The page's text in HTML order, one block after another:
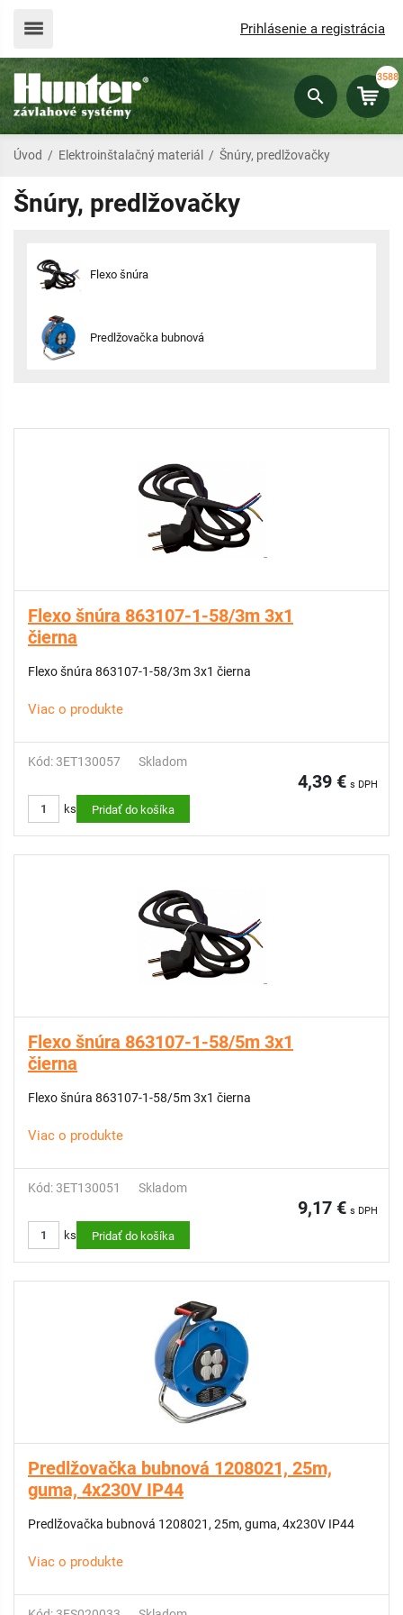
Prihlásenie a registrácia
3588
Úvod / Elektroinštalačný materiál / Šnúry, predlžovačky
Šnúry, predlžovačky
Flexo šnúra
Predlžovačka bubnová
Flexo šnúra 863107-1-58/3m 3x1
čierna
Flexo šnúra 863107-1-58/3m 3x1 čierna
Viac o produkte
Kód: 3ET130057 Skladom
4,39 € s DPH
ks Pridať do košíka
Flexo šnúra 863107-1-58/5m 3x1
čierna
Flexo šnúra 863107-1-58/5m 3x1 čierna
Viac o produkte
Kód: 3ET130051 Skladom
9,17 € s DPH
ks Pridať do košíka
Predlžovačka bubnová 1208021, 25m,
guma, 4x230V IP44
Predlžovačka bubnová 1208021, 25m, guma, 4x230V IP44
Viac o produkte